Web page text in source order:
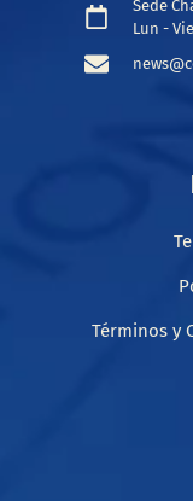
Sede
Lun -
Términos y